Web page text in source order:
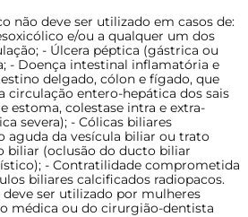
não deve ser utilizado em casos de:
e/ou a qualquer um dos
- Úlcera péptica (gástrica ou
- Doença intestinal inflamatória e
delgado, cólon e fígado, que
circulação entero-hepática dos sais
estoma, colestase intra e extra-
severa); - Cólicas biliares
aguda da vesícula biliar ou trato
biliar (oclusão do ducto biliar
- Contratilidade comprometida
biliares calcificados radiopacos.
ser utilizado por mulheres
médica ou do cirurgião-dentista